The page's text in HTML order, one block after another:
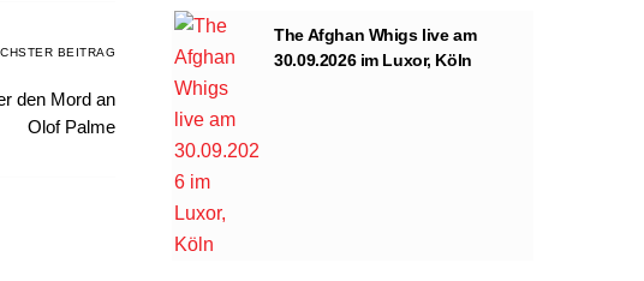
BEITRAG
den Mord an
Olof Palme
The Afghan Whigs live am
30.09.2026 im Luxor, Köln